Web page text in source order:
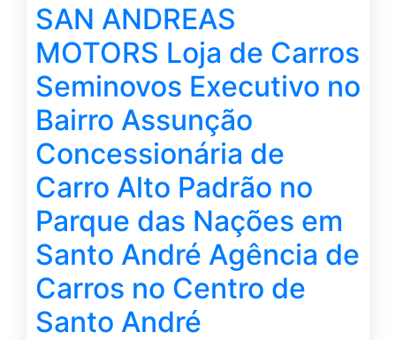
SAN ANDREAS
MOTORS Loja de Carros
Seminovos Executivo no
Bairro Assunção
Concessionária de
Carro Alto Padrão no
Parque das Nações em
Santo André Agência de
Carros no Centro de
Santo André